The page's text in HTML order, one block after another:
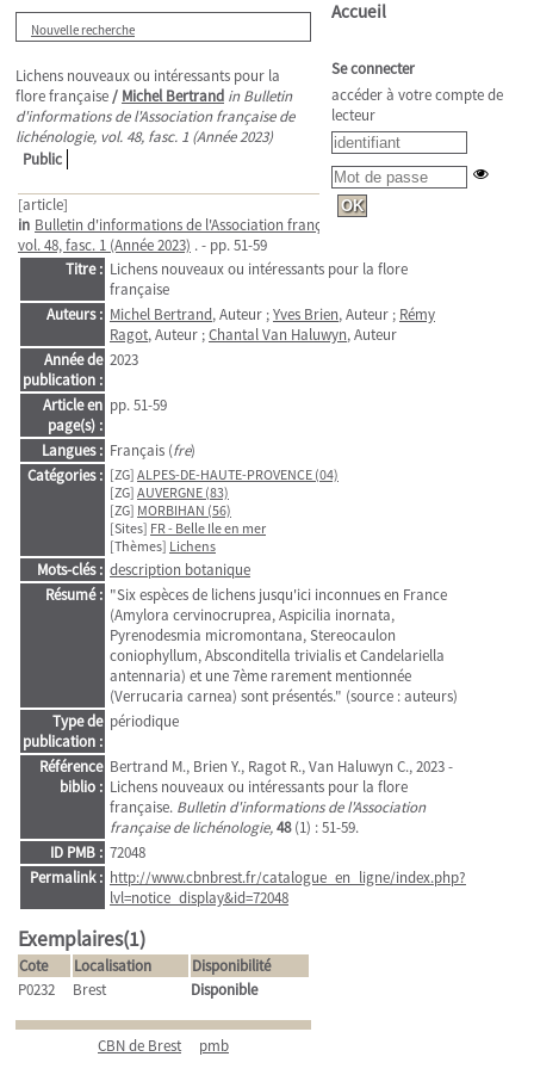
Nouvelle recherche
Lichens nouveaux ou intéressants pour la
flore française/ Michel Bertrand in Bulletin
d'informations de l'Association française de
lichénologie, vol. 48, fasc. 1 (Année 2023)
Public
[article]
in Bulletin d'informations de l'Association française de lichénologie
vol. 48, fasc. 1 (Année 2023) . - pp. 51-59
Titre : Lichens nouveaux ou intéressants pour la flore
française
Auteurs : Michel Bertrand, Auteur ;Yves Brien, Auteur ; Rémy
Ragot, Auteur ;Chantal Van Haluwyn, Auteur
Année de
publication :
2023
Article en
page(s) :
pp. 51-59
Langues : Français (fre)
Catégories : [ZG] ALPES-DE-HAUTE-PROVENCE (04)
[ZG] AUVERGNE (83)
[ZG] MORBIHAN (56)
[Sites] FR - Belle Ile en mer
[Thèmes] Lichens
Mots-clés : description botanique
Résumé : "Six espèces de lichens jusqu'ici inconnues en France
(Amylora cervinocruprea, Aspicilia inornata,
Pyrenodesmia micromontana, Stereocaulon
coniophyllum, Absconditella trivialis et Candelariella
antennaria) et une 7ème rarement mentionnée
(Verrucaria carnea) sont présentés." (source : auteurs)
Type de
publication :
périodique
Référence
biblio :
Bertrand M., Brien Y., Ragot R., Van Haluwyn C., 2023 -
Lichens nouveaux ou intéressants pour la flore
française. Bulletin d'informations de l'Association
française de lichénologie,48(1) : 51-59.
ID PMB : 72048
Permalink : http://www.cbnbrest.fr/catalogue_en_ligne/index.php?
lvl=notice_display&id=72048
Exemplaires(1)
Cote Localisation
Disponibilité
P0232
Brest Disponible
CBN de Brest pmb
Accueil
Se connecter
accéder à votre compte de
lecteur